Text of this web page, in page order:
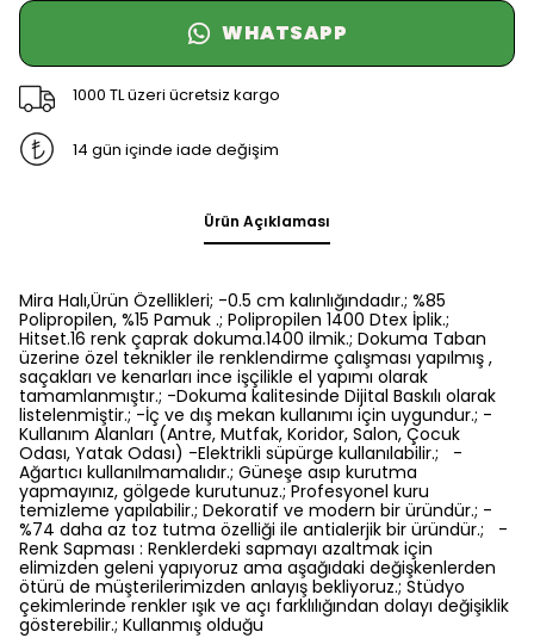
WHATSAPP
1000 TL üzeri ücretsiz kargo
14 gün içinde iade değişim
Ürün Açıklaması
Mira Halı,Ürün Özellikleri; -0.5 cm kalınlığındadır.; %85
Polipropilen, %15 Pamuk .; Polipropilen 1400 Dtex İplik.;
Hitset.16 renk çaprak dokuma.1400 ilmik.; Dokuma Taban
üzerine özel teknikler ile renklendirme çalışması yapılmış ,
saçakları ve kenarları ince işçilikle el yapımı olarak
tamamlanmıştır.; -Dokuma kalitesinde Dijital Baskılı olarak
listelenmiştir.; -İç ve dış mekan kullanımı için uygundur.; -
Kullanım Alanları (Antre, Mutfak, Koridor, Salon, Çocuk
Odası, Yatak Odası) -Elektrikli süpürge kullanılabilir.; -
Ağartıcı kullanılmamalıdır.; Güneşe asıp kurutma
yapmayınız, gölgede kurutunuz.; Profesyonel kuru
temizleme yapılabilir.; Dekoratif ve modern bir üründür.; -
%74 daha az toz tutma özelliği ile antialerjik bir üründür.; -
Renk Sapması : Renklerdeki sapmayı azaltmak için
elimizden geleni yapıyoruz ama aşağıdaki değişkenlerden
ötürü de müşterilerimizden anlayış bekliyoruz.; Stüdyo
çekimlerinde renkler ışık ve açı farklılığından dolayı değişiklik
gösterebilir.; Kullanmış olduğu